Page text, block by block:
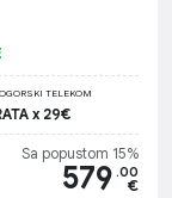
TELEKOM
x 29€
Sa popustom 15%
579 .00
€